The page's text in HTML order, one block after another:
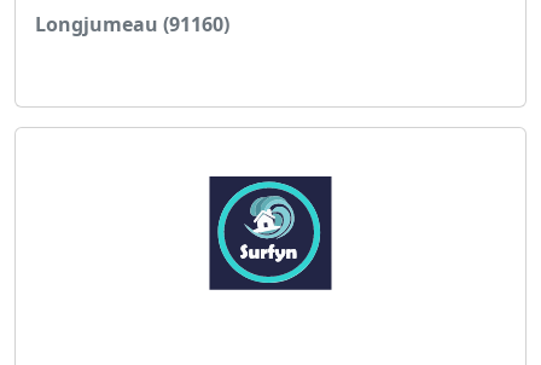
Longjumeau (91160)